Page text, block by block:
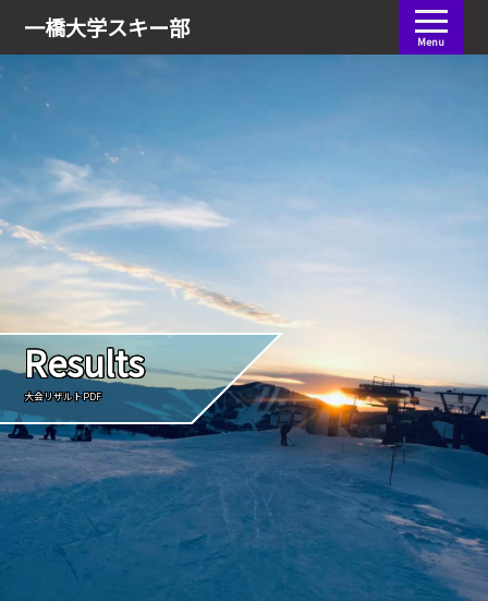
一橋大学スキー部 Menu
会員ログイン
Results
大会リザルトPDF